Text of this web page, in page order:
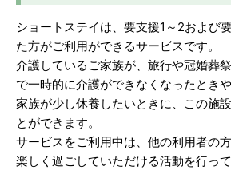
ショートステイは、要支援1～2および
た方がご利用ができるサービスです。
介護しているご家族が、旅行や冠婚葬
で一時的に介護ができなくなったとき
家族が少し休養したいときに、この施
とができます。
サービスをご利用中は、他の利用者の
楽しく過ごしていただける活動を行って